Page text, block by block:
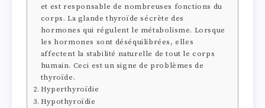
et est responsable de nombreuses fonctions du
corps. La glande thyroïde sécrète des
hormones qui régulent le métabolisme. Lorsque
les hormones sont déséquilibrées, elles
affectent la stabilité naturelle de tout le corps
humain. Ceci est un signe de problèmes de
thyroïde.
Hyperthyroïdie
Hypothyroïdie